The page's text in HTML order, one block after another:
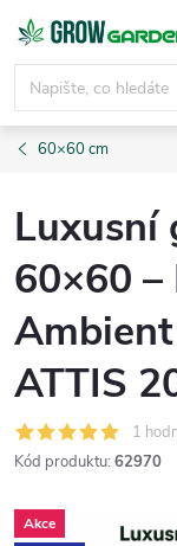
Přejít
obsah
60×60 cm
Luxusní
60×60
ATTIS
1
Kód produktu: 62970
Akce